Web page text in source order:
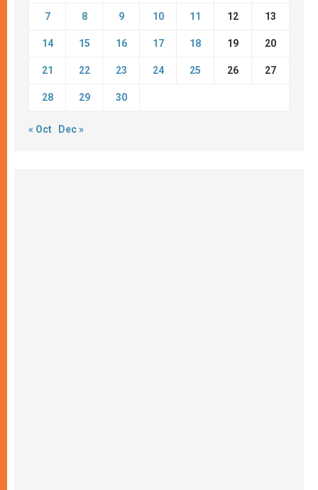
7 8 9 10 11 12 13
14 15 16 17 18 19 20
21 22 23 24 25 26 27
28 29 30
« Oct Dec »